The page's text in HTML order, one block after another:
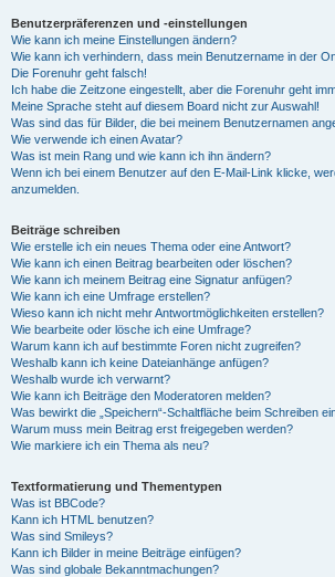
Benutzerpräferenzen und -einstellungen
Wie kann ich meine Einstellungen ändern?
Wie kann ich verhindern, dass mein Benutzername in der
Die Forenuhr geht falsch!
Ich habe die Zeitzone eingestellt, aber die Forenuhr geht
Meine Sprache steht auf diesem Board nicht zur Auswahl!
Was sind das für Bilder, die bei meinem Benutzernamen
Wie verwende ich einen Avatar?
Was ist mein Rang und wie kann ich ihn ändern?
Wenn ich bei einem Benutzer auf den E-Mail-Link klicke,
anzumelden.
Beiträge schreiben
Wie erstelle ich ein neues Thema oder eine Antwort?
Wie kann ich einen Beitrag bearbeiten oder löschen?
Wie kann ich meinem Beitrag eine Signatur anfügen?
Wie kann ich eine Umfrage erstellen?
Wieso kann ich nicht mehr Antwortmöglichkeiten erstellen?
Wie bearbeite oder lösche ich eine Umfrage?
Warum kann ich auf bestimmte Foren nicht zugreifen?
Weshalb kann ich keine Dateianhänge anfügen?
Weshalb wurde ich verwarnt?
Wie kann ich Beiträge den Moderatoren melden?
Was bewirkt die „Speichern“-Schaltfläche beim Schreiben
Warum muss mein Beitrag erst freigegeben werden?
Wie markiere ich ein Thema als neu?
Textformatierung und Thementypen
Was ist BBCode?
Kann ich HTML benutzen?
Was sind Smileys?
Kann ich Bilder in meine Beiträge einfügen?
Was sind globale Bekanntmachungen?